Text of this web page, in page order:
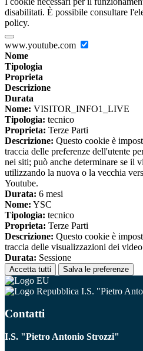
disabilitati. È possibile consultare
policy.
www.youtube.com
Nome
Tipologia
Proprieta
Descrizione
Durata
Nome: VISITOR_INFO1_LIVE
Tipologia: tecnico
Proprieta: Terze Parti
Descrizione: Questo cookie è
traccia delle preferenze dell'utente
nei siti; può anche determinare se il
utilizzando la nuova o la vecchia
Youtube.
Durata: 6 mesi
Nome: YSC
Tipologia: tecnico
Proprieta: Terze Parti
Descrizione: Questo cookie è
traccia delle visualizzazioni dei
Durata: Sessione
Accetta tutti Salva le preferenze
I.S. "Pietro
Contatti
I.S. "Pietro Antonio Strozzi"